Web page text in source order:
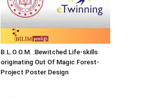
B.L.O.O.M. :Bewitched Life-skills
originating Out Of Magic Forest-
Project Poster Design